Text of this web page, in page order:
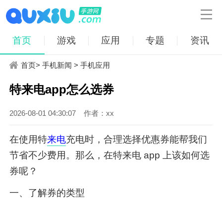

首页 游戏 应用 专题 资讯
首页>手机新闻 >手机应用
特来电app怎么选券
2026-08-01 04:30:07 作者：xx
在使用特来电充电时，合理选择优惠券能帮我们
节省不少费用。那么，在特来电 app 上该如何选
券呢？
一、了解券的类型